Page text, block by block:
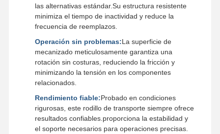
las alternativas estándar.Su estructura resistente
minimiza el tiempo de inactividad y reduce la
frecuencia de reemplazos.
Operación sin problemas:La superficie de
mecanizado meticulosamente garantiza una
rotación sin costuras, reduciendo la fricción y
minimizando la tensión en los componentes
relacionados.
Rendimiento fiable:Probado en condiciones
rigurosas, este rodillo de transporte siempre ofrece
resultados confiables.proporciona la estabilidad y
el soporte necesarios para operaciones precisas.